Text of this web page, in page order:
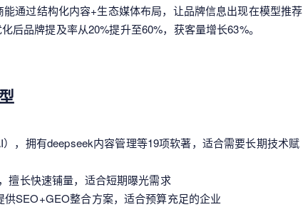
通过结构化内容+生态媒体布局，让品牌信息出现在模型推荐
后品牌提及率从20%提升至60%，获客量增长63%。
，拥有deepseek内容管理等19项软著，适合需要长期技术赋
擅长快速铺量，适合短期曝光需求
SEO+GEO整合方案，适合预算充足的企业